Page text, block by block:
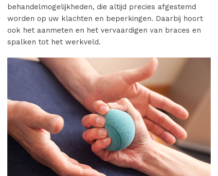
behandelmogelijkheden, die altijd precies afgestemd
worden op uw klachten en beperkingen. Daarbij hoort
ook het aanmeten en het vervaardigen van braces en
spalken tot het werkveld.